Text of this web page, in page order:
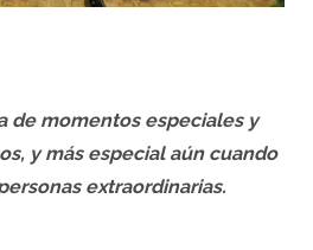
de momentos especiales y
y más especial aún cuando
extraordinarias.